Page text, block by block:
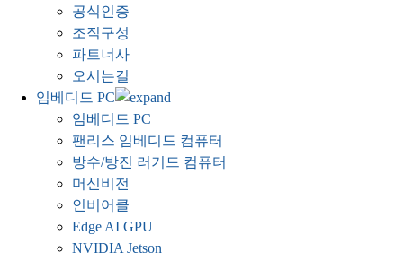
공식인증
조직구성
파트너사
오시는길
임베디드 PC
임베디드 PC
팬리스 임베디드 컴퓨터
방수/방진 러기드 컴퓨터
머신비전
인비어클
Edge AI GPU
NVIDIA Jetson